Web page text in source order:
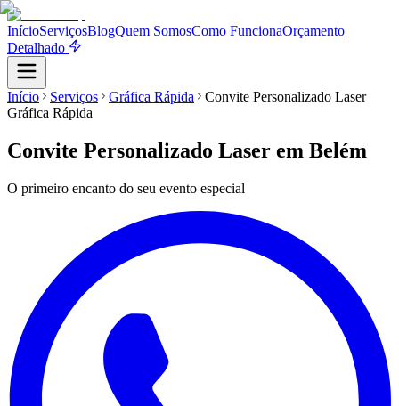
InícioServiçosBlogQuem SomosComo FuncionaOrçamento
Detalhado
Início Serviços Gráfica Rápida
Convite Personalizado Laser
Gráfica Rápida
Convite Personalizado Laser em Belém
O primeiro encanto do seu evento especial